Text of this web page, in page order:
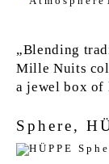
„Blending
Mille Nuits
a jewel box of
Sphere,